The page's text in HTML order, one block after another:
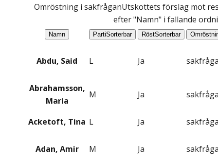
Omröstning i sakfråganUtskottets förslag mot
efter "Namn" i fallande
Namn PartiSorterbar RöstSorterbar
Abdu, Said L Ja
Abrahamsson,
Maria
M Ja
Acketoft, Tina L Ja
Adan, Amir M Ja